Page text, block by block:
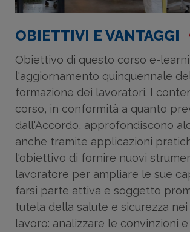
OBIETTIVI E VANTAGGI
Obiettivo di questo corso e-
l'aggiornamento quinquennale
formazione dei lavoratori. I
corso, in conformità a quanto
dall'Accordo, approfondiscono
anche tramite applicazioni
l'obiettivo di fornire nuovi
lavoratore per ampliare le sue
farsi parte attiva e soggetto
tutela della salute e sicurezza
lavoro: analizzare le convinzioni e